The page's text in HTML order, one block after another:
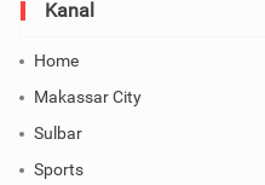
Kanal
Home
Makassar City
Sulbar
Sports